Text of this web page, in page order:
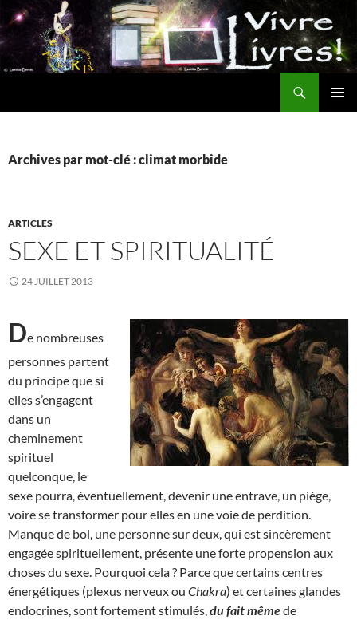
Aller
au
contenu
Archives par mot-clé : climat morbide
ARTICLES
SEXE ET SPIRITUALITÉ
24 JUILLET 2013
De nombreuses
personnes partent
du principe que si
elles s’engagent
dans un
cheminement
spirituel
quelconque, le
sexe pourra, éventuellement, devenir une entrave, un piège,
voire se transformer pour elles en une voie de perdition.
Manque de bol, une personne sur deux, qui est sincèrement
engagée spirituellement, présente une forte propension aux
choses du sexe. Pourquoi cela ? Parce que certains centres
énergétiques (plexus nerveux ou Chakra) et certaines glandes
endocrines, sont fortement stimulés, du fait mêmede